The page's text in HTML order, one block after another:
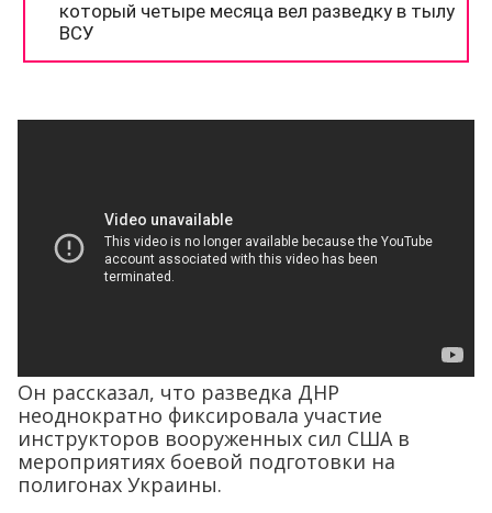
Он рассказал, что разведка ДНР
неоднократно фиксировала участие
инструкторов вооруженных сил США в
мероприятиях боевой подготовки на
полигонах Украины.